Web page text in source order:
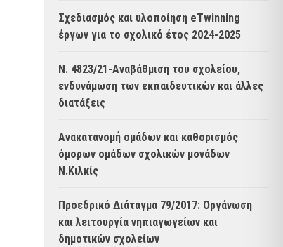
Σχεδιασμός και υλοποίηση eTwinning
έργων για το σχολικό έτος 2024-2025
Ν. 4823/21-Αναβάθμιση του σχολείου,
ενδυνάμωση των εκπαιδευτικών και άλλες
διατάξεις
Ανακατανομή ομάδων και καθορισμός
όμορων ομάδων σχολικών μονάδων
Ν.Κιλκίς
Προεδρικό Διάταγμα 79/2017: Οργάνωση
και λειτουργία νηπιαγωγείων και
δημοτικών σχολείων